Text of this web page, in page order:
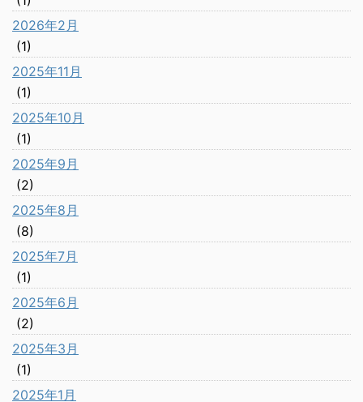
2026年2月
(1)
2025年11月
(1)
2025年10月
(1)
2025年9月
(2)
2025年8月
(8)
2025年7月
(1)
2025年6月
(2)
2025年3月
(1)
2025年1月